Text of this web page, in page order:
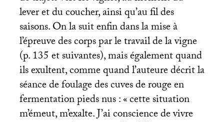
lever et du coucher, ainsi qu’au fil des
saisons. On la suit enfin dans la mise à
l’épreuve des corps par le travail de la vigne
(p. 135 et suivantes), mais également quand
ils exultent, comme quand l’auteure décrit la
séance de foulage des cuves de rouge en
fermentation pieds nus : «cette situation
m’émeut, m’exalte. J’ai conscience de vivre